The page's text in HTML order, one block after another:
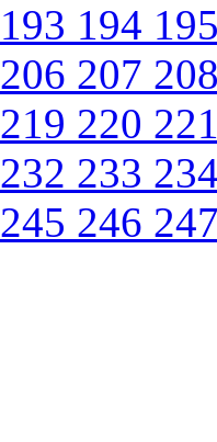
193 194
206 207
219 220
232 233
245 246